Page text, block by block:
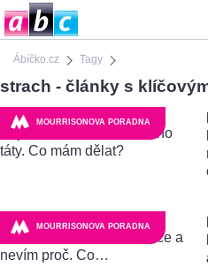
Ábíčko.cz Tagy
strach - články s
MOURRISONOVA PORADNA
MOURRISONOVA PORADNA